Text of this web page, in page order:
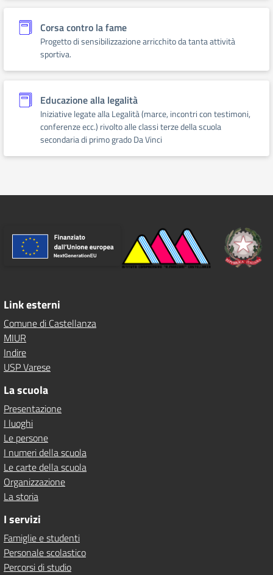
Corsa contro la fame
Progetto di sensibilizzazione arricchito da tanta attività
sportiva.
Educazione alla legalità
Iniziative legate alla Legalità (marce, incontri con testimoni,
conferenze ecc.) rivolto alle classi terze della scuola
secondaria di primo grado Da Vinci
Link esterni
Comune di Castellanza
MIUR
Indire
USP Varese
La scuola
Presentazione
I luoghi
Le persone
I numeri della scuola
Le carte della scuola
Organizzazione
La storia
I servizi
Famiglie e studenti
Personale scolastico
Percorsi di studio